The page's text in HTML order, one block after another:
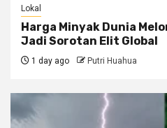
Lokal
Harga Minyak Dunia
Jadi Sorotan Elit Global
1 day ago Putri Huahua